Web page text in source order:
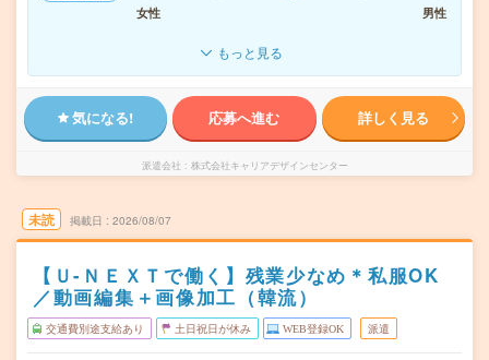
女性
男性
もっと見る
気になる! 応募へ進む 詳しく見る
派遣会社 株式会社キャリアデザインセンター
未読 掲載日 2026/08/07
【Ｕ-ＮＥＸＴで働く】残業少なめ＊私服OK
／動画編集＋画像加工（韓流）
交通費別途支給あり 土日祝日が休み WEB登録OK 派遣